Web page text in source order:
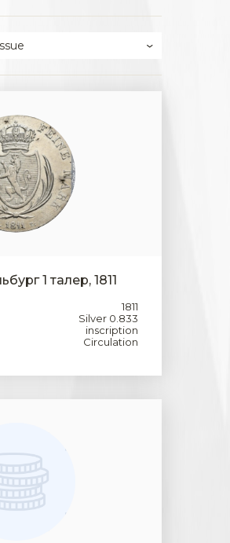
1 талер, 1811
1811
Silver 0.833
inscription
Circulation